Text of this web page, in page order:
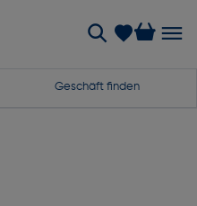
Geschäft finden